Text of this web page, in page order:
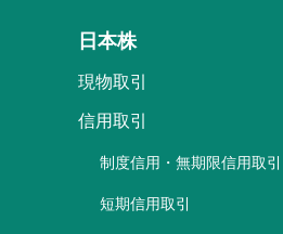
日本株
現物取引
信用取引
制度信用・無期限信用取引
短期信用取引